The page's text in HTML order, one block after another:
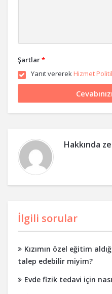
Şartlar*
Yanıt vererek Hizmet
Hakkında
İlgili sorular
Kızımın özel eğitim
talep edebilir miyim?
Evde fizik tedavi için